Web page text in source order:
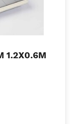
1.2X0.6M